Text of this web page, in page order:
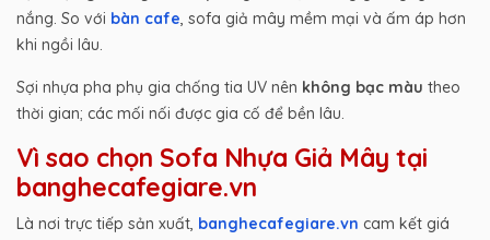
nắng. So với bàn cafe , sofa giả mây mềm mại và ấm áp hơn
khi ngồi lâu.
Sợi nhựa pha phụ gia chống tia UV nên không bạc màu theo
thời gian; các mối nối được gia cố để bền lâu.
Vì sao chọn Sofa Nhựa Giả Mây tại
banghecafegiare.vn
Là nơi trực tiếp sản xuất, banghecafegiare.vn cam kết giá